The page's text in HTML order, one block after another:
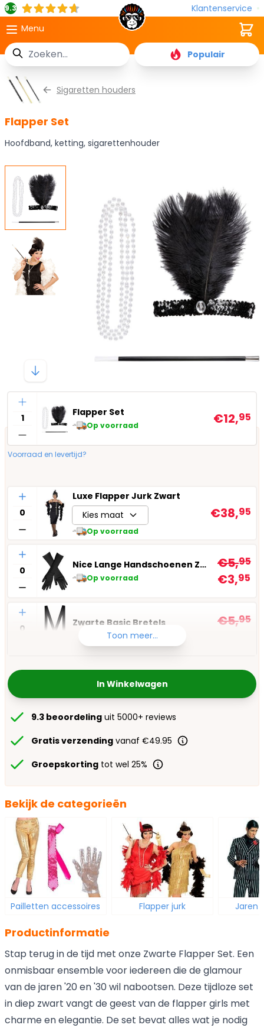
9.3
Klantenservice
Menu
Zoek
Populair
Cart
Sigaretten houders
Flapper Set
Hoofdband, ketting, sigarettenhouder
Aantal
Flapper Set
Op voorraad €12,95
Voorraad en levertijd?
Aantal
Luxe Flapper Jurk Zwart
Kies maat
Op voorraad
€38,95
Aantal
Nice Lange Handschoenen Zwart
Op voorraad
€5,95
€3,95
Aantal
Zwarte Basic Bretels
Op voorraad
€5,95
Toon meer...
In Winkelwagen
9.3 beoordeling uit 5000+ reviews
Gratis verzending vanaf €49.95
Groepskorting tot wel 25%
Bekijk de categorieën
Pailletten accessoires Flapper jurk Jaren
Productinformatie
Stap terug in de tijd met onze Zwarte Flapper Set. Een
onmisbaar ensemble voor iedereen die de glamour
van de jaren '20 en '30 wil nabootsen. Deze tijdloze set
in diep zwart vangt de geest van de flapper girls met
charme en elegantie. De set bevat alles wat je nodig